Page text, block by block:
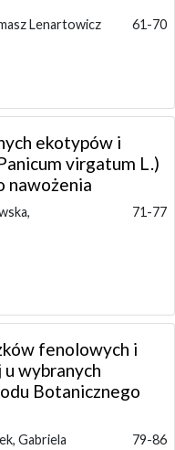
Lenartowicz 61-70
ekotypów i
virgatum L.)
nawożenia
71-77
fenolowych i
wybranych
Botanicznego
Gabriela
79-86